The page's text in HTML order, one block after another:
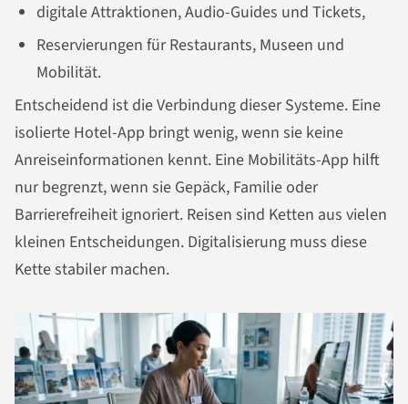
digitale Attraktionen, Audio-Guides und Tickets,
Reservierungen für Restaurants, Museen und
Mobilität.
Entscheidend ist die Verbindung dieser Systeme. Eine
isolierte Hotel-App bringt wenig, wenn sie keine
Anreiseinformationen kennt. Eine Mobilitäts-App hilft
nur begrenzt, wenn sie Gepäck, Familie oder
Barrierefreiheit ignoriert. Reisen sind Ketten aus vielen
kleinen Entscheidungen. Digitalisierung muss diese
Kette stabiler machen.